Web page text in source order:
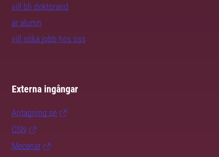
vill bli doktorand
är alumn
vill söka jobb hos oss
Externa ingångar
Antagning.se
CSN
Mecenat